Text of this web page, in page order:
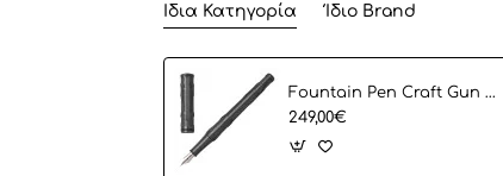
Ίδια Κατηγορία Ίδιο Brand
Fountain Pen Craft Gun HUGO BOSS
249,00€